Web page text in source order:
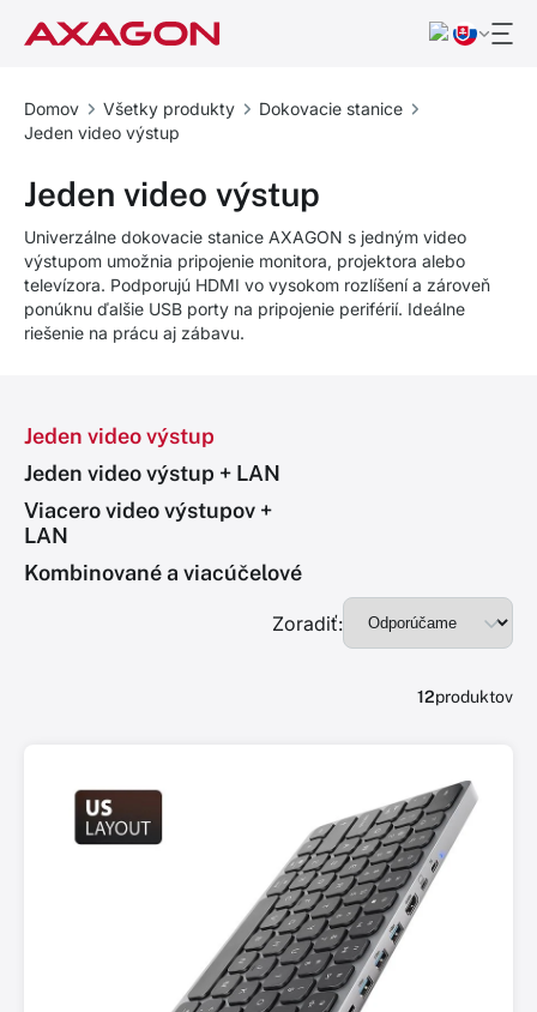
Domov Všetky produkty
Dokovacie stanice
Jeden video výstup
Jeden video výstup
Univerzálne dokovacie stanice AXAGON s jedným video
výstupom umožnia pripojenie monitora, projektora alebo
televízora. Podporujú HDMI vo vysokom rozlíšení a zároveň
ponúknu ďalšie USB porty na pripojenie periférií. Ideálne
riešenie na prácu aj zábavu.
Jeden video výstup
Jeden video výstup + LAN
Viacero video výstupov +
LAN
Kombinované a viacúčelové
Zoradiť:
12produktov